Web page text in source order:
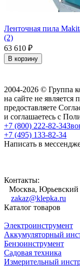
Ленточная пила
(2)
63 610 ₽
В корзину
2004-2026 ©
на сайте не
предоставляете
и соглашаетесь с
+7 (800) 222-82-34
+7 (495) 133-82-34
Написать в
Контакты:
Москва, Юрьевский
zakaz@klepka.ru
Каталог товаров
Электроинструмент
Аккумуляторный
Бензоинструмент
Садовая техника
Измерительный